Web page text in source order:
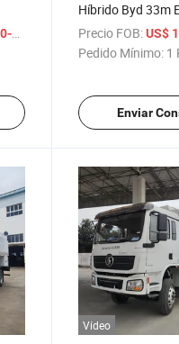
/ Pieza
Híbrido Byd 33m
(2025 con
Combustible 100L
Precio FOB: US$
Pedido Mínimo: 1
Enviar
Vídeo